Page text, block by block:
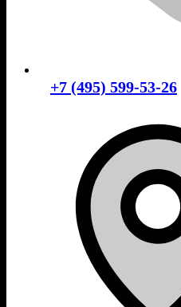
+7 (495) 599-53-26